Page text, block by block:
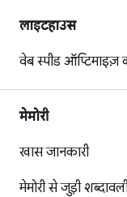
लाइटहाउस
वेब स्पीड ऑप्टिमाइज़
मेमोरी
खास जानकारी
मेमोरी से जुड़ी